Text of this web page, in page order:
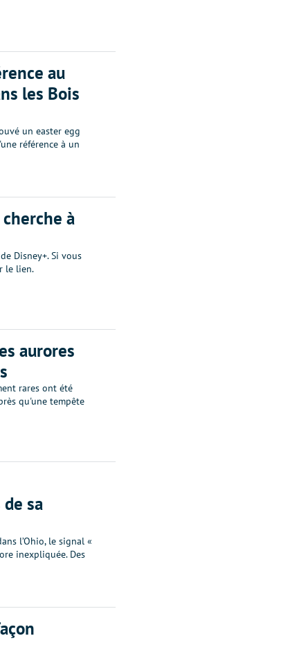
au
les Bois
un easter egg
référence à un
à
Disney+. Si vous
le lien.
aurores
rares ont été
qu'une tempête
sa
l’Ohio, le signal «
inexpliquée. Des